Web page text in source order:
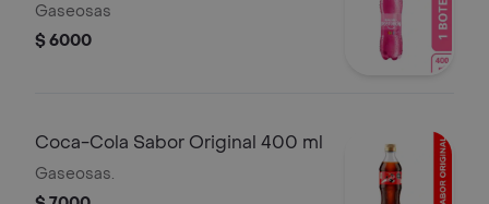
Gaseosas
$ 6000
Coca-Cola Sabor Original 400 ml
Gaseosas.